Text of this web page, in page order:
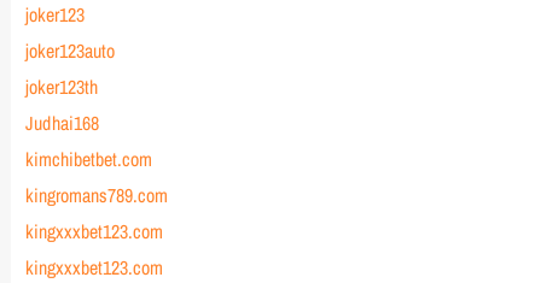
joker123
joker123auto
joker123th
Judhai168
kimchibetbet.com
kingromans789.com
kingxxxbet123.com
kingxxxbet123.com